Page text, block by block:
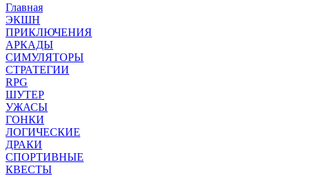
Главная
ЭКШН
ПРИКЛЮЧЕНИЯ
АРКАДЫ
СИМУЛЯТОРЫ
СТРАТЕГИИ
RPG
ШУТЕР
УЖАСЫ
ГОНКИ
ЛОГИЧЕСКИЕ
ДРАКИ
СПОРТИВНЫЕ
КВЕСТЫ